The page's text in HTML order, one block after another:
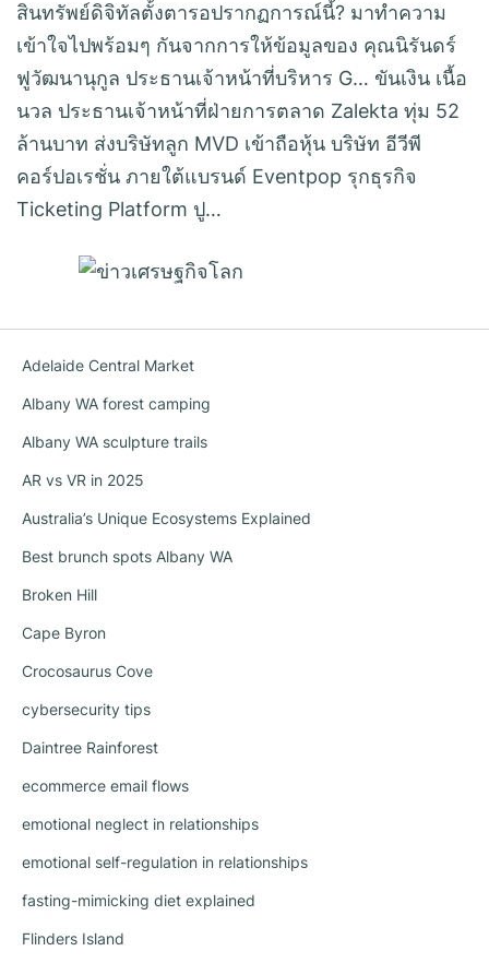
สินทรัพย์ดิจิทัลตั้งตารอปรากฏการณ์นี้? มาทำความ
เข้าใจไปพร้อมๆ กันจากการให้ข้อมูลของ คุณนิรันดร์
ฟูวัฒนานุกูล ประธานเจ้าหน้าที่บริหาร G… ขันเงิน เนื้อ
นวล ประธานเจ้าหน้าที่ฝ่ายการตลาด Zalekta ทุ่ม 52
ล้านบาท ส่งบริษัทลูก MVD เข้าถือหุ้น บริษัท อีวีพี
คอร์ปอเรชั่น ภายใต้แบรนด์ Eventpop รุกธุรกิจ
Ticketing Platform ปู…
Adelaide Central Market
Albany WA forest camping
Albany WA sculpture trails
AR vs VR in 2025
Australia’s Unique Ecosystems Explained
Best brunch spots Albany WA
Broken Hill
Cape Byron
Crocosaurus Cove
cybersecurity tips
Daintree Rainforest
ecommerce email flows
emotional neglect in relationships
emotional self-regulation in relationships
fasting-mimicking diet explained
Flinders Island